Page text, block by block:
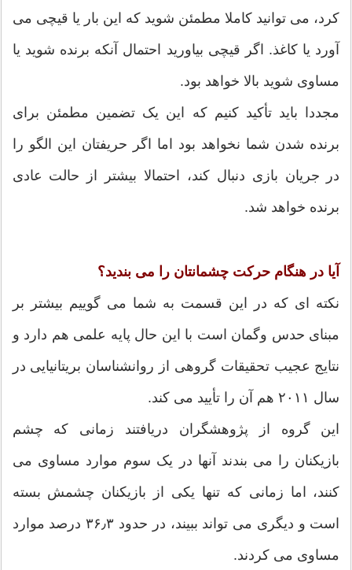
کرد، می توانید کاملا مطمئن شوید که این بار یا قیچی می
آورد یا کاغذ. اگر قیچی بیاورید احتمال آنکه برنده شوید یا
مساوی شوید بالا خواهد بود.
مجددا باید تأکید کنیم که این یک تضمین مطمئن برای
برنده شدن شما نخواهد بود اما اگر حریفتان این الگو را
در جریان بازی دنبال کند، احتمالا بیشتر از حالت عادی
برنده خواهد شد.
آیا در هنگام حرکت چشمانتان را می بندید؟
نکته ای که در این قسمت به شما می گوییم بیشتر بر
مبنای حدس وگمان است با این حال پایه علمی هم دارد و
نتایج عجیب تحقیقات گروهی از روانشناسان بریتانیایی در
سال ۲۰۱۱ هم آن را تأیید می کند.
این گروه از پژوهشگران دریافتند زمانی که چشم
بازیکنان را می بندند آنها در یک سوم موارد مساوی می
کنند، اما زمانی که تنها یکی از بازیکنان چشمش بسته
است و دیگری می تواند ببیند، در حدود ۳۶٫۳ درصد موارد
مساوی می کردند.